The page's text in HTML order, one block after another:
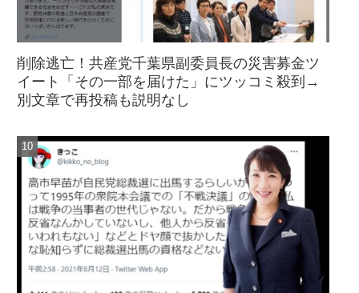
削除逃亡！共産党千葉県副委員長の災害募金ツ
イート「その一部を届けた」にツッコミ殺到→
別文章で再投稿も説明なし